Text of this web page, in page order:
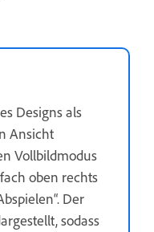
Designs als
Ansicht
Vollbildmodus
oben rechts
Der
sodass